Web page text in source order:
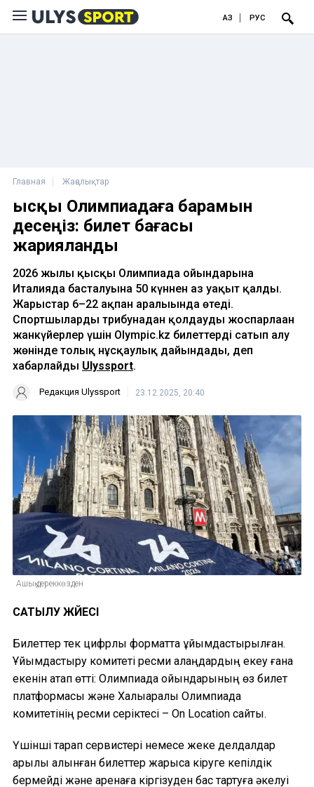
ҚАЗ РУС
Главная Жаңалықтар
Қысқы Олимпиадаға барамын
десеңіз: билет бағасы
жарияланды
2026 жылғы қысқы Олимпиада ойындарына
Италияда басталуына 50 күннен аз уақыт қалды.
Жарыстар 6–22 ақпан аралығында өтеді.
Спортшыларды трибунадан қолдауды жоспарлаған
жанкүйерлер үшін Olympic.kz билеттерді сатып алу
жөнінде толық нұсқаулық дайындады, деп
хабарлайды Ulyssport.
Редакция Ulyssport 23.12.2025, 20:40
Ашық дереккөзден
САТЫЛУ ЖҮЙЕСІ
Билеттер тек цифрлық форматта ұйымдастырылған.
Ұйымдастыру комитеті ресми алаңдардың екеу ғана
екенін атап өтті: Олимпиада ойындарының өз билет
платформасы және Халықаралық Олимпиада
комитетінің ресми серіктесі – On Location сайты.
Үшінші тарап сервистері немесе жеке делдалдар
арқылы алынған билеттер жарысқа кіруге кепілдік
бермейді және аренаға кіргізуден бас тартуға әкелуі